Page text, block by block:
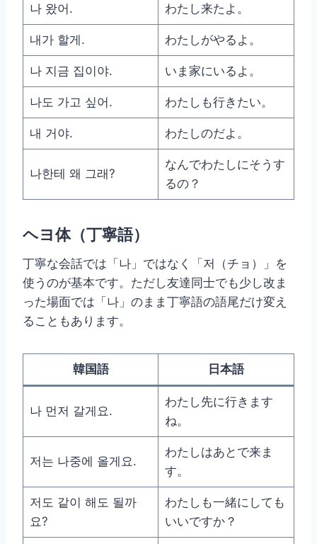
나 왔어. わたし来たよ。
내가 할게. わたしがやるよ。
나 지금 집이야. いま家にいるよ。
나도 가고 싶어. わたしも行きたい。
내 거야. わたしのだよ。
나한테 왜 그래?
なんでわたしにそうす
るの？
ヘヨ体（丁寧語）
丁寧な会話では「나」ではなく「저（チョ）」を
使うのが基本です。ただし友達同士でも少し改ま
った場面では「나」のまま丁寧語の語尾だけ変え
ることもあります。
韓国語 日本語
나 먼저 갈게요.
わたし先に行きます
ね。
저는 나중에 올게요.
わたしはあとで来ま
す。
저도 같이 해도 될까
요?
わたしも一緒にしても
いいですか？